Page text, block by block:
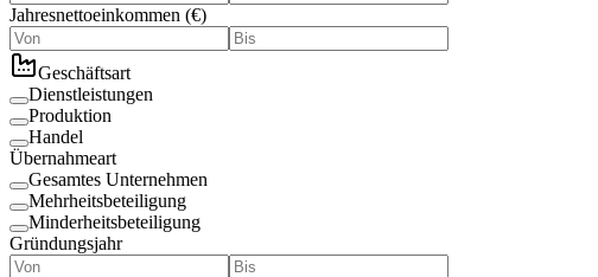
Jahresnettoeinkommen (€)
Geschäftsart
Dienstleistungen
Produktion
Handel
Übernahmeart
Gesamtes Unternehmen
Mehrheitsbeteiligung
Minderheitsbeteiligung
Gründungsjahr